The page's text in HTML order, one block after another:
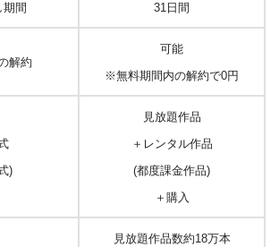
期間 31日間
解約
可能
※無料期間内の解約で0円
)
見放題作品
＋レンタル作品
(都度課金作品)
＋購入
見放題作品数約18万本